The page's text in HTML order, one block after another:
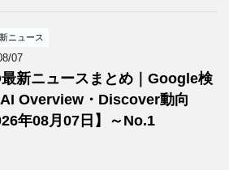
ニュース
07
新ニュースまとめ｜Google検
Overview・Discover動向
年08月07日】～No.1